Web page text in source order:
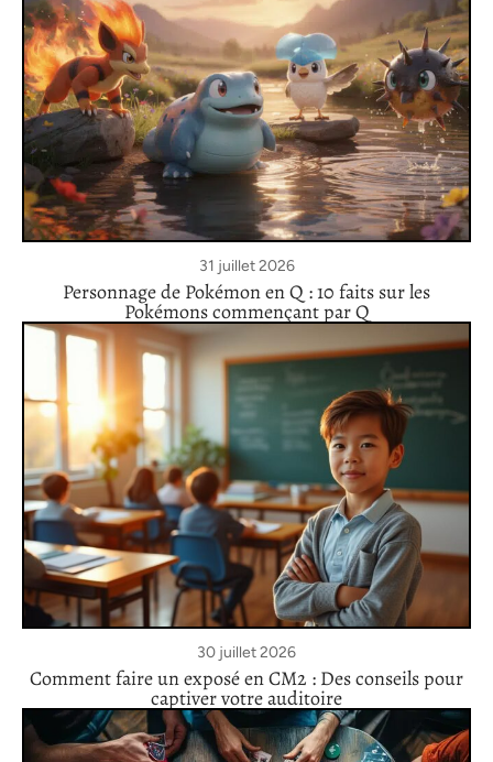
31 juillet 2026
Personnage de Pokémon en Q : 10 faits sur les
Pokémons commençant par Q
30 juillet 2026
Comment faire un exposé en CM2 : Des conseils pour
captiver votre auditoire